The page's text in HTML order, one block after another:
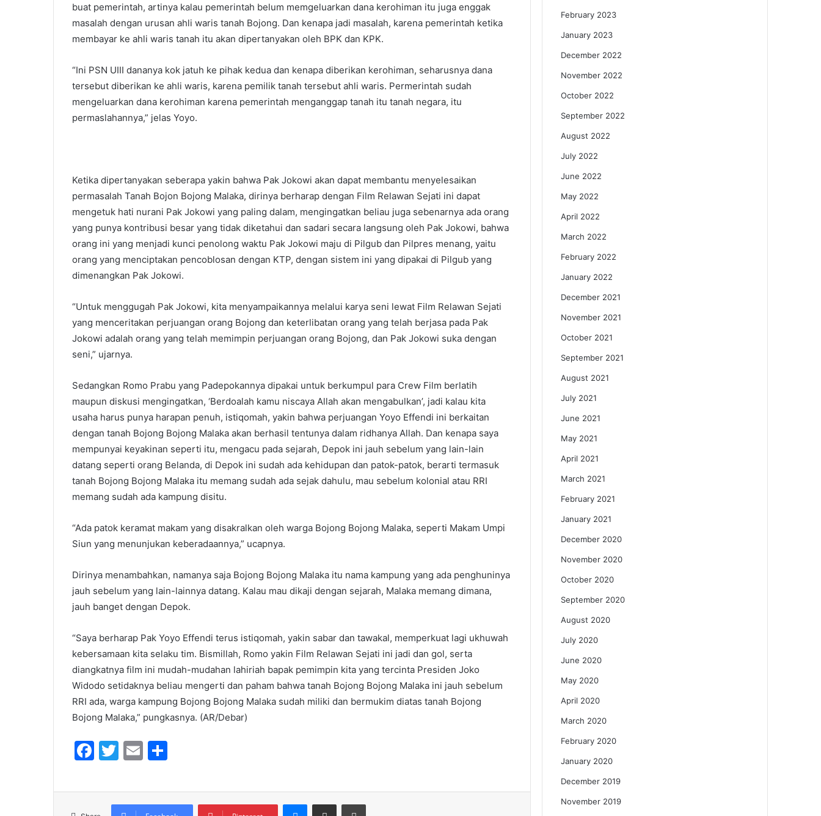
buat pemerintah, artinya kalau pemerintah belum memgeluarkan dana kerohiman itu juga enggak
masalah dengan urusan ahli waris tanah Bojong. Dan kenapa jadi masalah, karena pemerintah ketika
membayar ke ahli waris tanah itu akan dipertanyakan oleh BPK dan KPK.
“Ini PSN UIII dananya kok jatuh ke pihak kedua dan kenapa diberikan kerohiman, seharusnya dana
tersebut diberikan ke ahli waris, karena pemilik tanah tersebut ahli waris. Permerintah sudah
mengeluarkan dana kerohiman karena pemerintah menganggap tanah itu tanah negara, itu
permaslahannya,” jelas Yoyo.
Ketika dipertanyakan seberapa yakin bahwa Pak Jokowi akan dapat membantu menyelesaikan
permasalah Tanah Bojon Bojong Malaka, dirinya berharap dengan Film Relawan Sejati ini dapat
mengetuk hati nurani Pak Jokowi yang paling dalam, mengingatkan beliau juga sebenarnya ada orang
yang punya kontribusi besar yang tidak diketahui dan sadari secara langsung oleh Pak Jokowi, bahwa
orang ini yang menjadi kunci penolong waktu Pak Jokowi maju di Pilgub dan Pilpres menang, yaitu
orang yang menciptakan pencoblosan dengan KTP, dengan sistem ini yang dipakai di Pilgub yang
dimenangkan Pak Jokowi.
“Untuk menggugah Pak Jokowi, kita menyampaikannya melalui karya seni lewat Film Relawan Sejati
yang menceritakan perjuangan orang Bojong dan keterlibatan orang yang telah berjasa pada Pak
Jokowi adalah orang yang telah memimpin perjuangan orang Bojong, dan Pak Jokowi suka dengan
seni,” ujarnya.
Sedangkan Romo Prabu yang Padepokannya dipakai untuk berkumpul para Crew Film berlatih
maupun diskusi mengingatkan, ‘Berdoalah kamu niscaya Allah akan mengabulkan’, jadi kalau kita
usaha harus punya harapan penuh, istiqomah, yakin bahwa perjuangan Yoyo Effendi ini berkaitan
dengan tanah Bojong Bojong Malaka akan berhasil tentunya dalam ridhanya Allah. Dan kenapa saya
mempunyai keyakinan seperti itu, mengacu pada sejarah, Depok ini jauh sebelum yang lain-lain
datang seperti orang Belanda, di Depok ini sudah ada kehidupan dan patok-patok, berarti termasuk
tanah Bojong Bojong Malaka itu memang sudah ada sejak dahulu, mau sebelum kolonial atau RRI
memang sudah ada kampung disitu.
“Ada patok keramat makam yang disakralkan oleh warga Bojong Bojong Malaka, seperti Makam Umpi
Siun yang menunjukan keberadaannya,” ucapnya.
Dirinya menambahkan, namanya saja Bojong Bojong Malaka itu nama kampung yang ada penghuninya
jauh sebelum yang lain-lainnya datang. Kalau mau dikaji dengan sejarah, Malaka memang dimana,
jauh banget dengan Depok.
“Saya berharap Pak Yoyo Effendi terus istiqomah, yakin sabar dan tawakal, memperkuat lagi ukhuwah
kebersamaan kita selaku tim. Bismillah, Romo yakin Film Relawan Sejati ini jadi dan gol, serta
diangkatnya film ini mudah-mudahan lahiriah bapak pemimpin kita yang tercinta Presiden Joko
Widodo setidaknya beliau mengerti dan paham bahwa tanah Bojong Bojong Malaka ini jauh sebelum
RRI ada, warga kampung Bojong Bojong Malaka sudah miliki dan bermukim diatas tanah Bojong
Bojong Malaka,” pungkasnya. (AR/Debar)
F
c
e
T
itt
er
E
ai
l
ar
e
February 2023
January 2023
December 2022
November 2022
October 2022
September 2022
August 2022
July 2022
June 2022
May 2022
April 2022
March 2022
February 2022
January 2022
December 2021
November 2021
October 2021
September 2021
August 2021
July 2021
June 2021
May 2021
April 2021
March 2021
February 2021
January 2021
December 2020
November 2020
October 2020
September 2020
August 2020
July 2020
June 2020
May 2020
April 2020
March 2020
February 2020
January 2020
December 2019
November 2019